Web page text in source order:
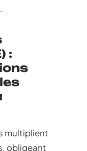
:
multiplient
obligeant